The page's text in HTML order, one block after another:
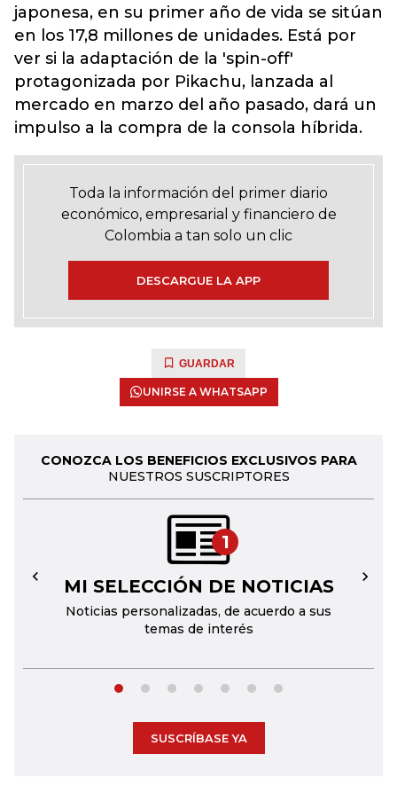
japonesa, en su primer año de vida se sitúan
en los 17,8 millones de unidades. Está por
ver si la adaptación de la 'spin-off'
protagonizada por Pikachu, lanzada al
mercado en marzo del año pasado, dará un
impulso a la compra de la consola híbrida.
Toda la información del primer diario
económico, empresarial y financiero de
Colombia a tan solo un clic
DESCARGUE LA APP
GUARDAR
UNIRSE A WHATSAPP
CONOZCA LOS BENEFICIOS EXCLUSIVOS PARA
NUESTROS SUSCRIPTORES
1
MI SELECCIÓN DE NOTICIAS
Noticias personalizadas, de acuerdo a sus
temas de interés
← →
SUSCRÍBASE YA